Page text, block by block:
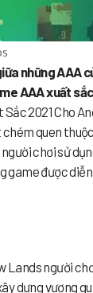
những AAA
AAA xuất
2021 Cho
quen
chơi sử
được
người
dựng vương